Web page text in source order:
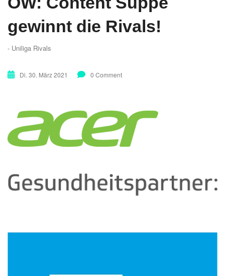
gewinnt die Rivals!
- Uniliga Rivals
Di. 30. März 2021 0 Comment